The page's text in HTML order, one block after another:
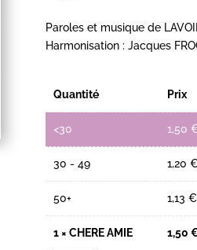
Paroles et musique de
Harmonisation : Jacques
Quantité Prix
<30 1,50
30 - 49 1,20
50+ 1,13 €
1 ×CHERE AMIE 1,50